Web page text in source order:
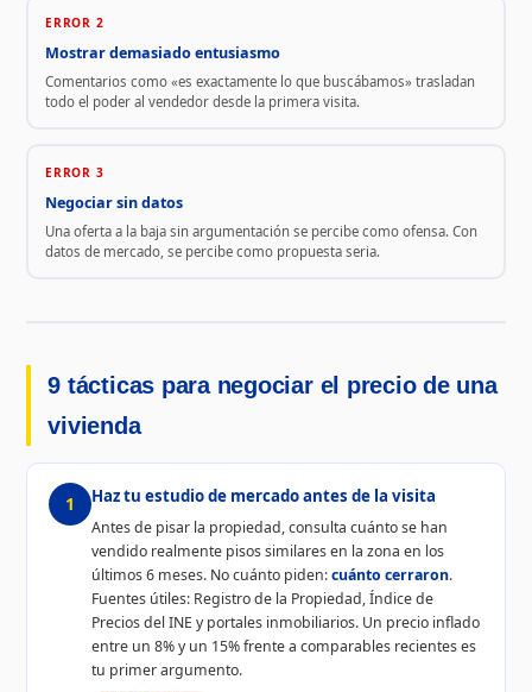
ERROR 2
Mostrar demasiado entusiasmo
Comentarios como «es exactamente lo que buscábamos» trasladan
todo el poder al vendedor desde la primera visita.
ERROR 3
Negociar sin datos
Una oferta a la baja sin argumentación se percibe como ofensa. Con
datos de mercado, se percibe como propuesta seria.
9 tácticas para negociar el precio de una
vivienda
1 Haz tu estudio de mercado antes de la visita
Antes de pisar la propiedad, consulta cuánto se han
vendido realmente pisos similares en la zona en los
últimos 6 meses. No cuánto piden:cuánto cerraron.
Fuentes útiles: Registro de la Propiedad, Índice de
Precios del INE y portales inmobiliarios. Un precio inflado
entre un 8% y un 15% frente a comparables recientes es
tu primer argumento.